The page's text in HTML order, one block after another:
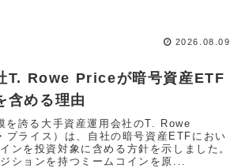
2026.08.09
T. Rowe Priceが暗号資産ETF
含める理由
を誇る大手資産運用会社のT. Rowe
プライス）は、自社の暗号資産ETFにおい
ンを投資対象に含める方針を示しました。
ションを持つミームコインを原...